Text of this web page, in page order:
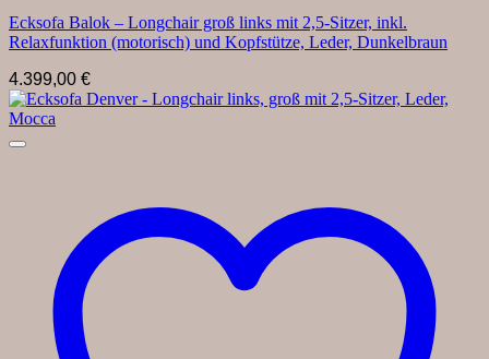
Ecksofa Balok – Longchair groß links mit 2,5-Sitzer, inkl.
Relaxfunktion (motorisch) und Kopfstütze, Leder, Dunkelbraun
4.399,00 €